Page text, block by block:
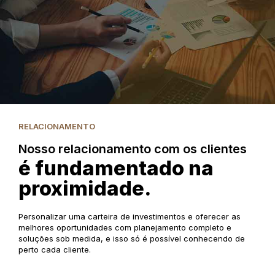
RELACIONAMENTO
Nosso relacionamento com os clientes
é fundamentado na
proximidade.
Personalizar uma carteira de investimentos e oferecer as
melhores oportunidades com planejamento completo e
soluções sob medida, e isso só é possível conhecendo de
perto cada cliente.